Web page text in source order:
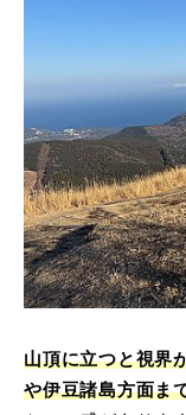
山頂に立つと視界
や伊豆諸島方面ま